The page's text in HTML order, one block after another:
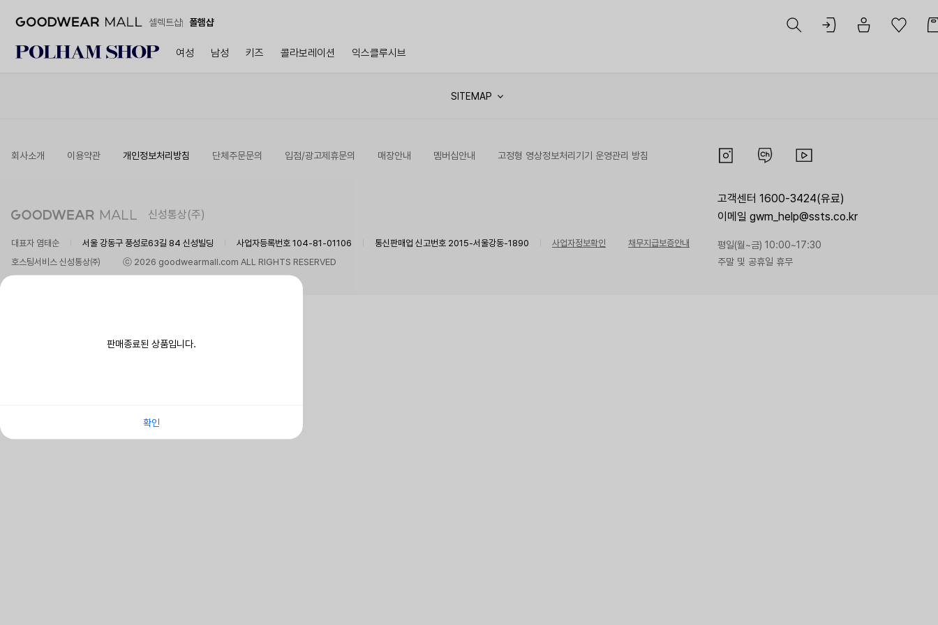
셀렉트샵 폴햄샵
여성 남성 키즈 콜라보레이션 익스클루시브
판매종료된 상품입니다.
확인
SITEMAP
회사소개 이용약관 개인정보처리방침 단체주문문의 입점/광고제휴문의 매장안내 멤버십안내 고정형 영상정보처리기기 운영관리 방침
신성통상(주)
대표자 염태순 서울 강동구 풍성로63길 84 신성빌딩 사업자등록번호 104-81-01106 통신판매업 신고번호 2015-서울강동-1890 사업자정보확인
채무지급보증안내
호스팅서비스 신성통상㈜
ⓒ 2026 goodwearmall.com ALL RIGHTS RESERVED
고객센터 1600-3424(유료)
이메일 gwm_help@ssts.co.kr
평일(월~금) 10:00~17:30
주말 및 공휴일 휴무